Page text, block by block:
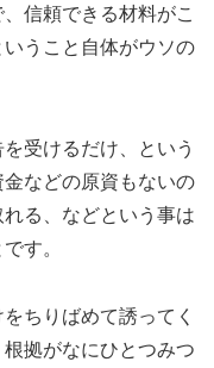
信頼できる材料がこ
うこと自体がウソの
受けるだけ、という
などの原資もないの
る、などという事は
す。
ちりばめて誘ってく
拠がなにひとつみつ